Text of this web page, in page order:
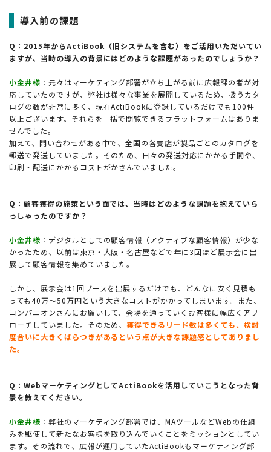
導入前の課題
Q：2015年からActiBook（旧システムを含む）をご活用いただいてい
ますが、当時の導入の背景にはどのような課題があったのでしょうか？
小金井様 ：元々はマーケティング部署が立ち上がる前に広報課の者が対
応していたのですが、弊社は様々な事業を展開しているため、扱うカタ
ログの数が非常に多く、現在ActiBookに登録しているだけでも100件
以上ございます。それらを一括で閲覧できるプラットフォームはありま
せんでした。
加えて、問い合わせがある中で、全国の各支店が製品ごとのカタログを
郵送で発送していました。そのため、日々の発送対応にかかる手間や、
印刷・配送にかかるコストがかさんでいました。
Q：顧客獲得の施策という面では、当時はどのような課題を抱えていら
っしゃったのですか？
小金井様 ：デジタルとしての顧客情報（アクティブな顧客情報）が少な
かったため、以前は東京・大阪・名古屋などで年に3回ほど展示会に出
展して顧客情報を集めていました。
しかし、展示会は1回ブースを出展するだけでも、どんなに安く見積も
っても40万〜50万円という大きなコストがかかってしまいます。また、
コンパニオンさんにお願いして、会場を通っていくお客様に幅広くアプ
ローチしていました。そのため、獲得できるリード数は多くても、検討
度合いに大きくばらつきがあるという点が大きな課題感としてありまし
た。
Q：WebマーケティングとしてActiBookを活用していこうとなった背
景を教えてください。
小金井様 ：弊社のマーケティング部署では、MAツールなどWebの仕組
みを駆使して新たなお客様を取り込んでいくことをミッションとしてい
ます。その流れで、広報が運用していたActiBookもマーケティング部